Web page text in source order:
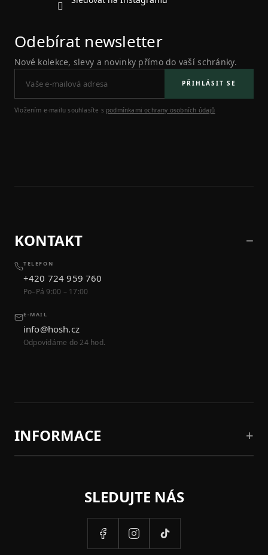
Odebírat newsletter
Nové kolekce, slevy a novinky přímo do vaší schránky.
PŘIHLÁSIT SE
Vložením e-mailu souhlasíte s podmínkami ochrany osobních údajů
KONTAKT
TELEFON
+420 724 959 760
Po–Pá 9:00 – 17:00
E-MAIL
info@hosh.cz
Odpovídáme do 24 hod.
INFORMACE
SLEDUJTE NÁS